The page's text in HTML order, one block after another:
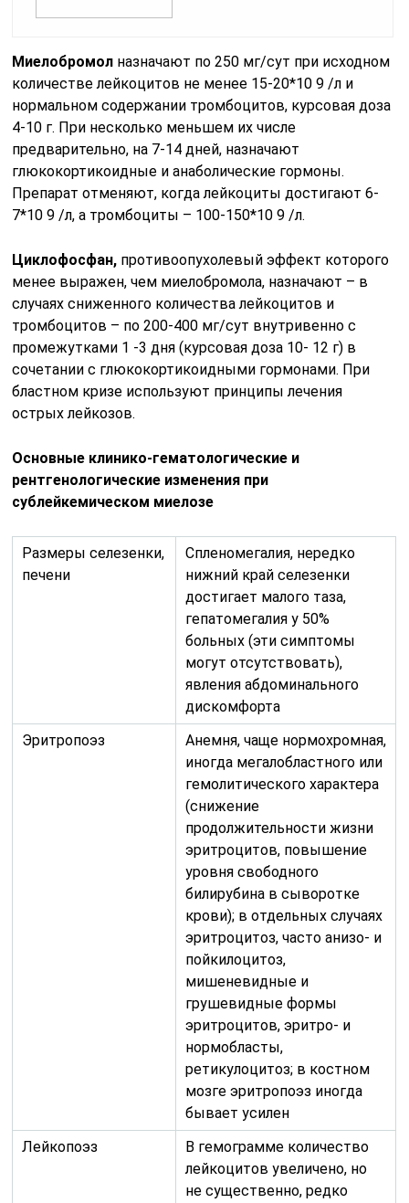
Миелобромол назначают по 250 мг/сут при исходном
количестве лейкоцитов не менее 15-20*10 9 /л и
нормальном содержании тромбоцитов, курсовая доза
4-10 г. При несколько меньшем их числе
предварительно, на 7-14 дней, назначают
глюкокортикоидные и анаболические гормоны.
Препарат отменяют, когда лейкоциты достигают 6-
7*10 9 /л, а тромбоциты – 100-150*10 9 /л.
Циклофосфан, противоопухолевый эффект которого
менее выражен, чем миелобромола, назначают – в
случаях сниженного количества лейкоцитов и
тромбоцитов – по 200-400 мг/сут внутривенно с
промежутками 1 -3 дня (курсовая доза 10- 12 г) в
сочетании с глюкокортикоидными гормонами. При
бластном кризе используют принципы лечения
острых лейкозов.
Основные клинико-гематологические и
рентгенологические изменения при
сублейкемическом миелозе
Размеры селезенки,
печени
Спленомегалия, нередко
нижний край селезенки
достигает малого таза,
гепатомегалия у 50%
больных (эти симптомы
могут отсутствовать),
явления абдоминального
дискомфорта
Эритропоэз
Анемня, чаще нормохромная,
иногда мегалобластного или
гемолитического характера
(снижение
продолжительности жизни
эритроцитов, повышение
уровня свободного
билирубина в сыворотке
крови); в отдельных случаях
эритроцитоз, часто анизо- и
пойкилоцитоз,
мишеневидные и
грушевидные формы
эритроцитов, эритро- и
нормобласты,
ретикулоцитоз; в костном
мозге эритропоэз иногда
бывает усилен
Лейкопоэз
В гемограмме количество
лейкоцитов увеличено, но
не существенно, редко